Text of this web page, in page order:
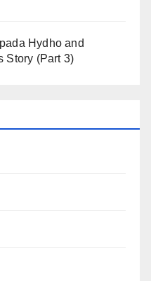
pada Hydho and
Story (Part 3)